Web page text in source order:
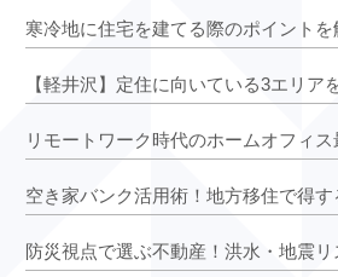
寒冷地に住宅を建てる際のポイントを
【軽井沢】定住に向いている3エリア
リモートワーク時代のホームオフィ
空き家バンク活用術！地方移住で得
防災視点で選ぶ不動産！洪水・地震